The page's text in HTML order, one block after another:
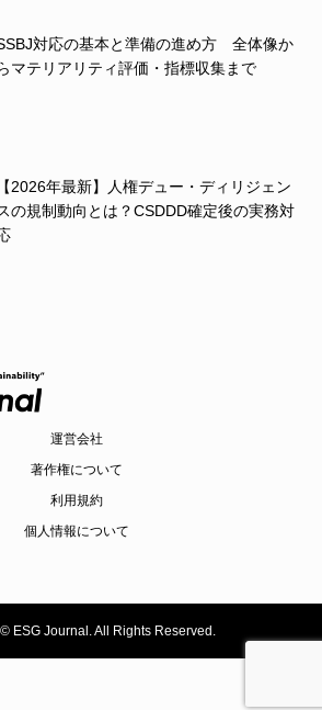
対応の基本と準備の進め方 全体像か
マテリアリティ評価・指標収集まで
【2026年最新】人権デュー・ディリジェン
の規制動向とは？CSDDD確定後の実務対
運営会社
著作権について
利用規約
個人情報について
ESG Journal. All Rights Reserved.